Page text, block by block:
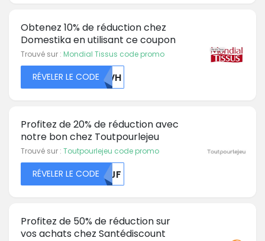
Obtenez 10% de réduction chez
Domestika en utilisant ce coupon
Trouvé sur : Mondial Tissus code promo
RÉVELER LE CODEU0VH
Profitez de 20% de réduction avec
notre bon chez Toutpourlejeu
Trouvé sur : Toutpourlejeu code promo
RÉVELER LE CODEMDJF
Profitez de 50% de réduction sur
vos achats chez Santédiscount